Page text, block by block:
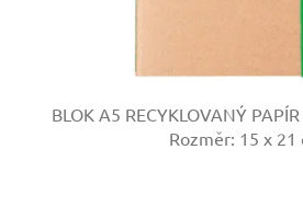
BLOK A5 RECYKLOVANÝ
Rozměr: 15 x 21